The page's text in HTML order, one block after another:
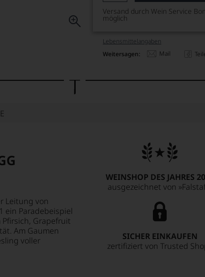
Versand durch Wein Service
möglich
Lebensmittel­angaben
Weitersagen:
Mail
Leitung von
ein Paradebeispiel
Grapefruit
Am Gaumen
voller
WEINSHOP DES JAHRES
ausgezeichnet von
SICHER EINKAUFEN
zertifiziert von Trusted